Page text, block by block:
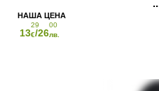
13
29
€/26
00
лв.